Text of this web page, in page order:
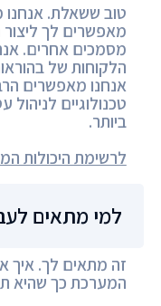
טוב ששאלת. אנחנו
מאפשרים לך
מסמכים אחרים.
הלקוחות של
אנחנו מאפשרים
טכנולוגיים
ביותר.
לרשימת היכולות
למי מתאים
זה מתאים לך. איך
המערכת כך שהיא